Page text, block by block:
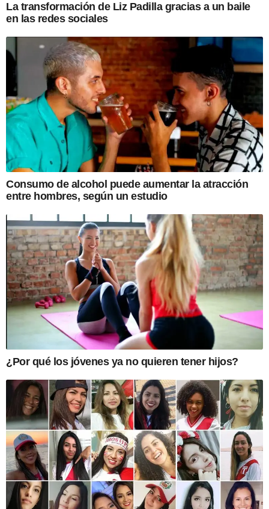
La transformación de Liz Padilla gracias a un baile
en las redes sociales
Consumo de alcohol puede aumentar la atracción
entre hombres, según un estudio
¿Por qué los jóvenes ya no quieren tener hijos?